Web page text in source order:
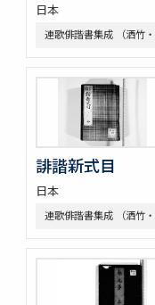
日本
連歌俳諧書集成 （洒竹
誹諧新式目
日本
連歌俳諧書集成 （洒竹